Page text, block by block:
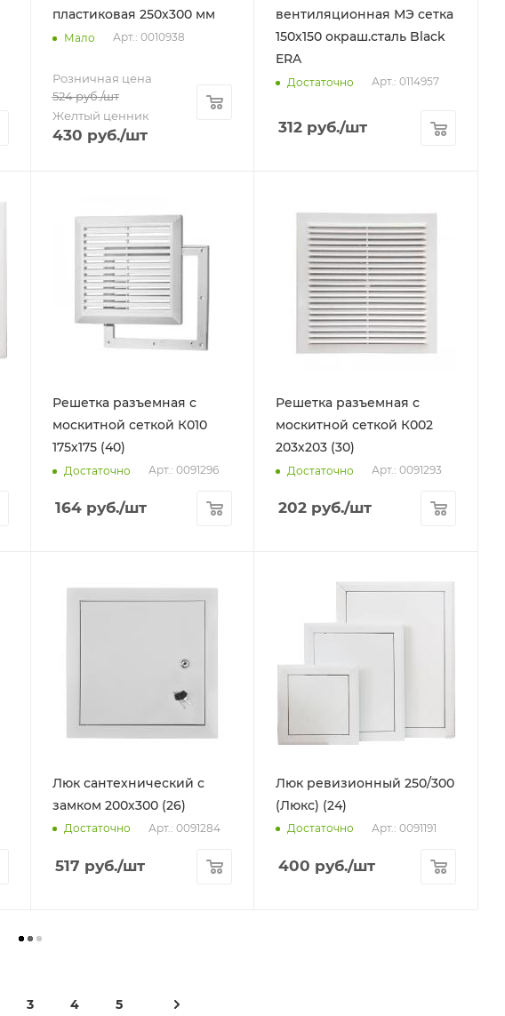
пластиковая 250х300 мм
Мало Арт.: 0010938
Розничная цена
524руб./шт
Желтый ценник
430 руб./шт
вентиляционная МЭ сетка
150х150 окраш.сталь Black
ERA
Достаточно Арт.: 0114957
312 руб./шт
Решетка разъемная с
москитной сеткой К010
175х175 (40)
Достаточно Арт.: 0091296
164руб./шт
Решетка разъемная с
москитной сеткой К002
203х203 (30)
Достаточно Арт.: 0091293
202 руб./шт
Люк сантехнический с
замком 200х300 (26)
Достаточно Арт.: 0091284
517 руб./шт
Люк ревизионный 250/300
(Люкс) (24)
Достаточно Арт.: 0091191
400 руб./шт
3 4 5